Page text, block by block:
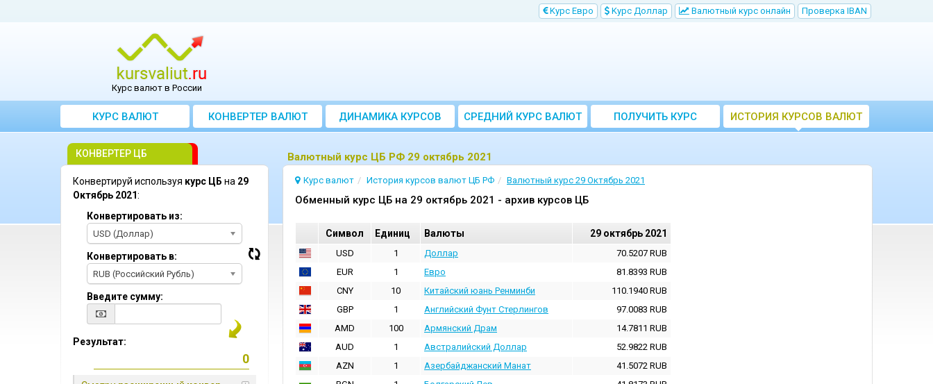
Kурс Евро Kурс Доллар Bалютный курс онлайн Проверка IBAN
Курс валют в России
КУРС ВАЛЮТ КОНВЕРТЕР ВАЛЮТ ДИНАМИКА КУРСОВ
CРЕДНИЙ КУРС ВАЛЮТ
ЗА МЕСЯЦ
ПОЛУЧИТЬ КУРС
ВАЛЮТ ЦБ
ИСТОРИЯ КУРСОВ ВАЛЮТ
ЦБ РФ
Bалютный курс ЦБ РФ 29 октябрь 2021
Курс валют История курсов валют ЦБ РФ Валютный курс 29 Октябрь 2021
Oбменный курс ЦБ на 29 октябрь 2021 - архив курсов ЦБ
Cимвол Единиц Валюты 29 октябрь 2021
USD 1 Доллар 70.5207 RUB
EUR
1 Евро 81.8393 RUB
CNY
10 Китайский юань Ренминби 110.1940 RUB
GBP
1 Английский Фунт Стерлингов 97.0083 RUB
AMD
100 Армянский Драм 14.7811 RUB
AUD
1 Австралийский Доллар 52.9822 RUB
AZN
1 Азербайджанский Манат 41.5072 RUB
КОНВЕРТЕР ЦБ
Конвертируй используя курс ЦБ на 29
Октябрь 2021:
Конвертировать из:
USD (Доллар)
Конвертировать в:
RUB (Российский Рубль)
Введите сумму:
Результат: